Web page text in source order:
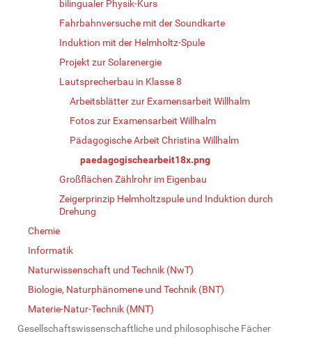
bilingualer Physik-Kurs
Fahrbahnversuche mit der Soundkarte
Induktion mit der Helmholtz-Spule
Projekt zur Solarenergie
Lautsprecherbau in Klasse 8
Arbeitsblätter zur Examensarbeit Willhalm
Fotos zur Examensarbeit Willhalm
Pädagogische Arbeit Christina Willhalm
paedagogischearbeit18x.png
Großflächen Zählrohr im Eigenbau
Zeigerprinzip Helmholtzspule und Induktion durch
Drehung
Chemie
Informatik
Naturwissenschaft und Technik (NwT)
Biologie, Naturphänomene und Technik (BNT)
Materie-Natur-Technik (MNT)
Gesellschaftswissenschaftliche und philosophische Fächer